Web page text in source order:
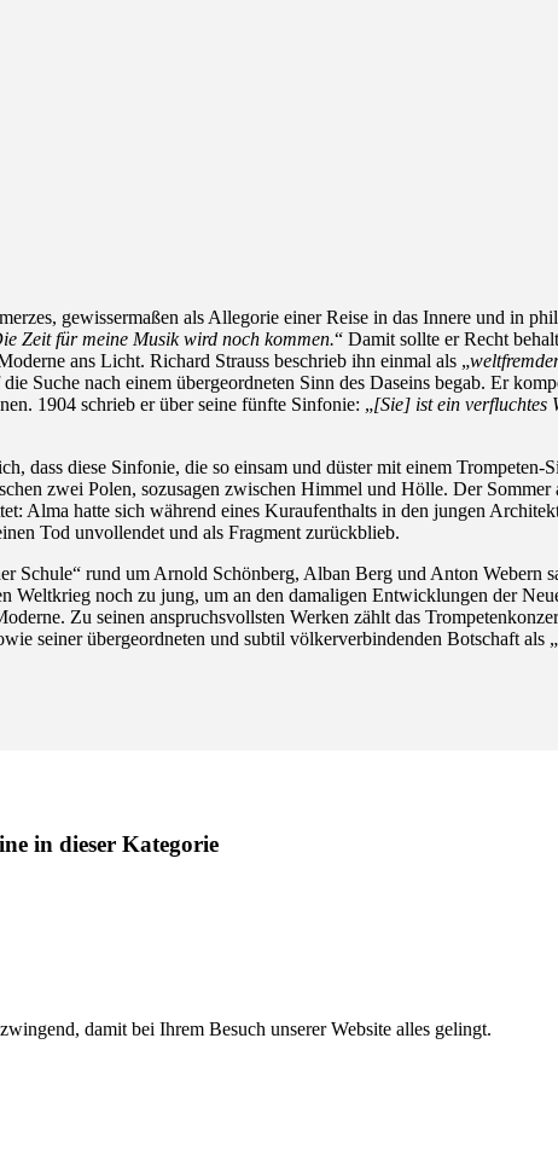
gewissermaßen als Allegorie einer Reise in das Innere und in
Zeit für meine Musik wird noch kommen.“ Damit sollte er Recht
ans Licht. Richard Strauss beschrieb ihn einmal als „
Suche nach einem übergeordneten Sinn des Daseins begab. Er
1904 schrieb er über seine fünfte Sinfonie: „[Sie] ist ein verfluchtes
dass diese Sinfonie, die so einsam und düster mit einem Trompeten-
zwei Polen, sozusagen zwischen Himmel und Hölle. Der
Alma hatte sich während eines Kuraufenthalts in den jungen
Tod unvollendet und als Fragment zurückblieb.
Schule“ rund um Arnold Schönberg, Alban Berg und Anton Webern
noch zu jung, um an den damaligen Entwicklungen der
Zu seinen anspruchsvollsten Werken zählt das
seiner übergeordneten und subtil völkerverbindenden Botschaft als
in dieser Kategorie
damit bei Ihrem Besuch unserer Website alles gelingt.